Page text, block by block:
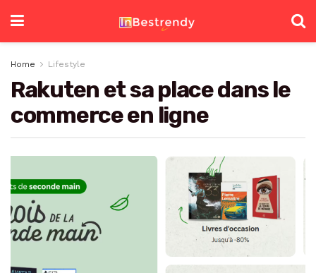
Home Lifestyle
Rakuten et sa place dans le
commerce en ligne